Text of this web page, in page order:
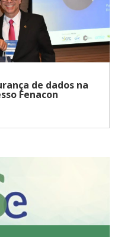
de dados na
Fenacon